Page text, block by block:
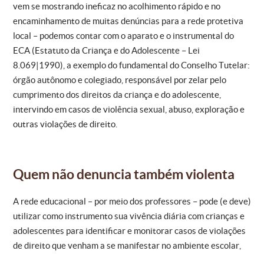
vem se mostrando ineficaz no acolhimento rápido e no
encaminhamento de muitas denúncias para a rede protetiva
local – podemos contar com o aparato e o instrumental do
ECA (Estatuto da Criança e do Adolescente – Lei
8.069|1990), a exemplo do fundamental do Conselho Tutelar:
órgão autônomo e colegiado, responsável por zelar pelo
cumprimento dos direitos da criança e do adolescente,
intervindo em casos de violência sexual, abuso, exploração e
outras violações de direito.
Quem não denuncia também violenta
A rede educacional – por meio dos professores – pode (e deve)
utilizar como instrumento sua vivência diária com crianças e
adolescentes para identificar e monitorar casos de violações
de direito que venham a se manifestar no ambiente escolar,